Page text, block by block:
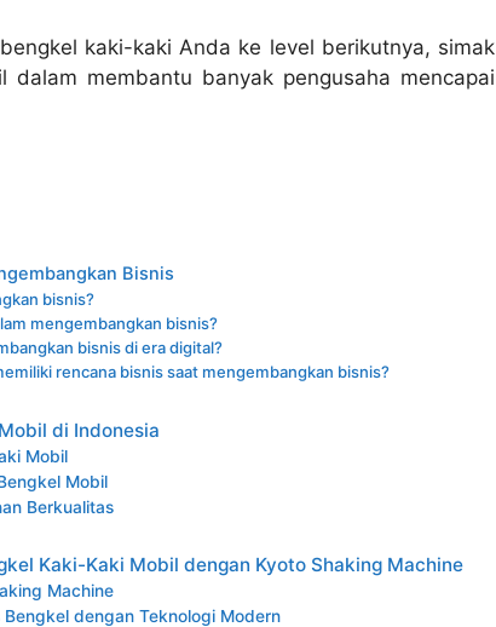
kaki-kaki Anda ke level berikutnya, simak
membantu banyak pengusaha mencapai
Bisnis
bisnis?
mengembangkan bisnis?
bisnis di era digital?
rencana bisnis saat mengembangkan bisnis?
di Indonesia
Mobil
Mobil
Berkualitas
Kaki-Kaki Mobil dengan Kyoto Shaking Machine
Machine
dengan Teknologi Modern